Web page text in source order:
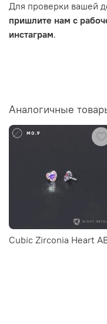
Для проверки вашей
пришлите нам с
инстаграм.
Аналогичные
Cubic Zirconia Heart